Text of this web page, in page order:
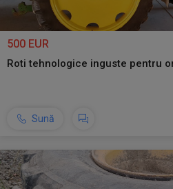
500 EUR
Roti tehnologice inguste pentru
Sună